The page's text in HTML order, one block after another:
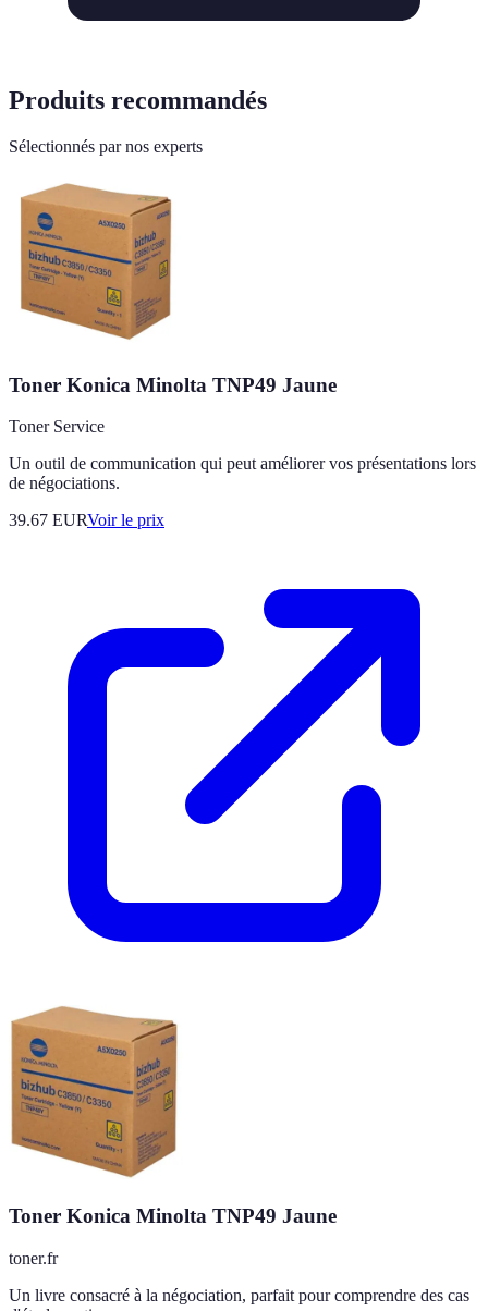
Produits recommandés
Sélectionnés par nos experts
Toner Konica Minolta TNP49 Jaune
Toner Service
Un outil de communication qui peut améliorer vos présentations lors
de négociations.
39.67 EURVoir le prix
Toner Konica Minolta TNP49 Jaune
toner.fr
Un livre consacré à la négociation, parfait pour comprendre des cas